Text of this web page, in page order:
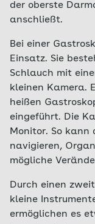
der oberste
anschließt.
Bei einer
Einsatz. Sie
Schlauch mit
kleinen Kamera.
heißen
eingeführt. Die
Monitor. So kann
navigieren,
mögliche
Durch einen
kleine
ermöglichen es